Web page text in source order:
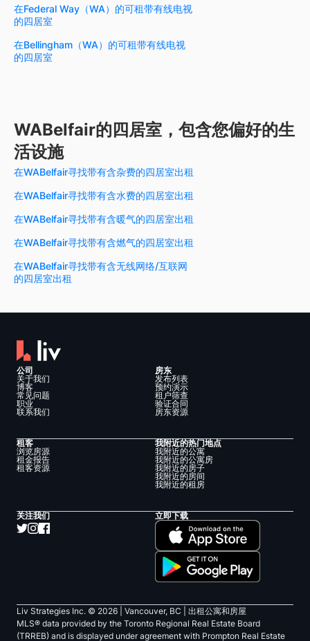
在Federal Way（WA）的可租带有线电视
的四居室
在Bellingham（WA）的可租带有线电视
的四居室
WABelfair的四居室，包含您偏好的生
活设施
在WABelfair寻找带有含杂费的四居室出租
在WABelfair寻找带有含水费的四居室出租
在WABelfair寻找带有含暖气的四居室出租
在WABelfair寻找带有含燃气的四居室出租
在WABelfair寻找带有含无线网络/互联网
的四居室出租
公司
关于我们
博客
常见问题
职业
联系我们
房东
发布列表
预约演示
租户筛查
验证合同
房东资源
租客
浏览房源
租金报告
租客资源
我附近的热门地点
我附近的公寓
我附近的公寓房
我附近的房子
我附近的房间
我附近的租房
关注我们 立即下载
Liv Strategies Inc. © 2026 | Vancouver, BC |
出租公寓和房屋
MLS® data provided by the Toronto Regional Real Estate Board
(TRREB) and is displayed under agreement with Prompton Real Estate